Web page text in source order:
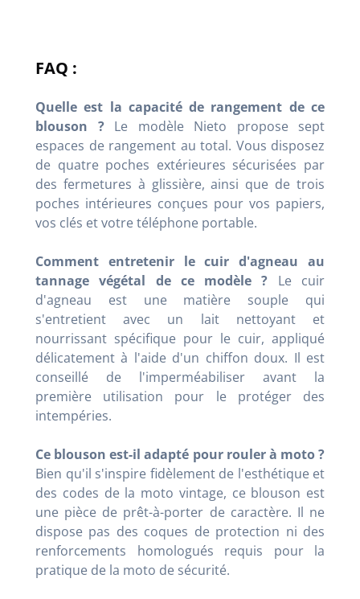
FAQ :
Quelle est la capacité de rangement de ce
blouson ?Le modèle Nieto propose sept
espaces de rangement au total. Vous disposez
de quatre poches extérieures sécurisées par
des fermetures à glissière, ainsi que de trois
poches intérieures conçues pour vos papiers,
vos clés et votre téléphone portable.
Comment entretenir le cuir d'agneau au
tannage végétal de ce modèle ? Le cuir
d'agneau est une matière souple qui
s'entretient avec un lait nettoyant et
nourrissant spécifique pour le cuir, appliqué
délicatement à l'aide d'un chiffon doux. Il est
conseillé de l'imperméabiliser avant la
première utilisation pour le protéger des
intempéries.
Ce blouson est-il adapté pour rouler à moto ?
Bien qu'il s'inspire fidèlement de l'esthétique et
des codes de la moto vintage, ce blouson est
une pièce de prêt-à-porter de caractère. Il ne
dispose pas des coques de protection ni des
renforcements homologués requis pour la
pratique de la moto de sécurité.